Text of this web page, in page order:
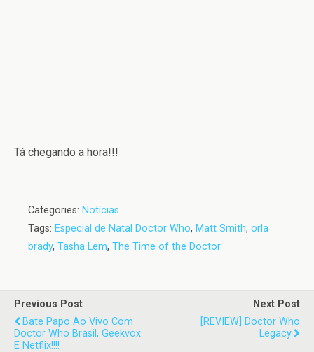
Tá chegando a hora!!!
Categories: Notícias
Tags: Especial de Natal Doctor Who, Matt Smith, orla
brady, Tasha Lem, The Time of the Doctor
Previous Post
Bate Papo Ao Vivo Com
Doctor Who Brasil, Geekvox
E Netflix!!!!
Next Post
[REVIEW] Doctor Who
Legacy